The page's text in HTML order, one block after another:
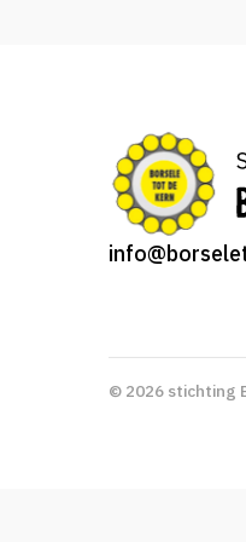
© 2026 stichting